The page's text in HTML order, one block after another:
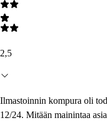
2,5
Ilmastoinnin kompura oli
12/24. Mitään mainintaa